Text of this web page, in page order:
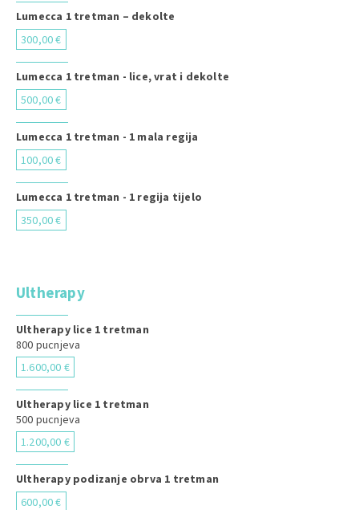
Lumecca 1 tretman – dekolte
300,00 €
Lumecca 1 tretman - lice, vrat i dekolte
500,00 €
Lumecca 1 tretman - 1 mala regija
100,00 €
Lumecca 1 tretman - 1 regija tijelo
350,00 €
Ultherapy
Ultherapy lice 1 tretman
800 pucnjeva
1.600,00 €
Ultherapy lice 1 tretman
500 pucnjeva
1.200,00 €
Ultherapy podizanje obrva 1 tretman
600,00 €